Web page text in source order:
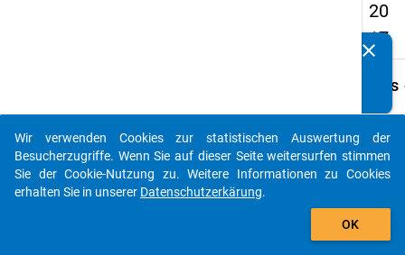
20
17
Details
C2
clear
auto_stories
add_shopping_cart
Wir verwenden Cookies zur statistischen Auswertung der
Besucherzugriffe. Wenn Sie auf dieser Seite weitersurfen stimmen
Sie der Cookie-Nutzung zu. Weitere Informationen zu Cookies
erhalten Sie in unserer Datenschutzerkärung.
OK